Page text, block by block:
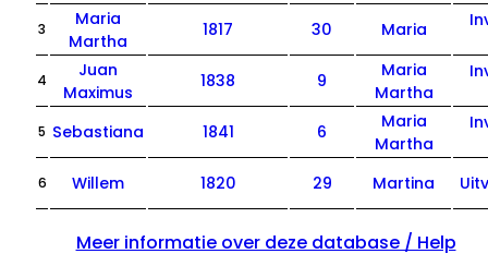
3
Maria
Martha
1817 30 Maria
4
Juan
Maximus
1838 9
Maria
Martha
5 Sebastiana 1841 6
Maria
Martha
6 Willem 1820 29 Martina
Meer informatie over deze database / Help